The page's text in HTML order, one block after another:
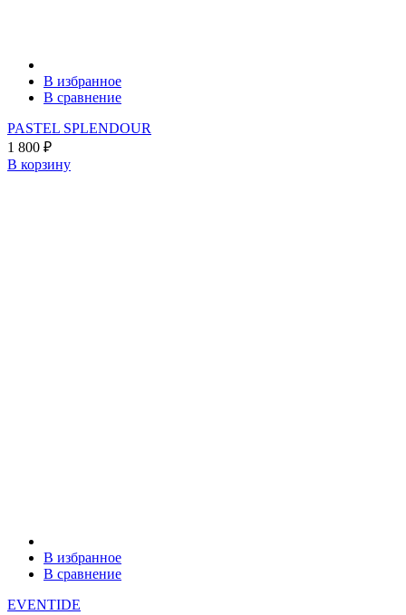
В избранное
В сравнение
PASTEL SPLENDOUR
1 800 ₽
В корзину
В избранное
В сравнение
EVENTIDE